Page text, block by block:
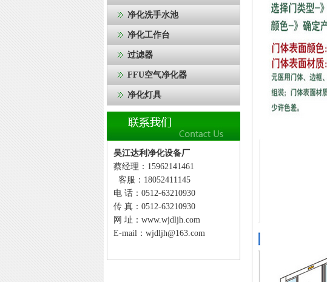
净化洗手水池
净化工作台
过滤器
FFU空气净化器
净化灯具
吴江达利净化设备厂
蔡经理：15962141461
客服：18052411145
电 话：0512-63210930
传 真：0512-63210930
网 址： www.wjdljh.com
E-mail：wjdljh@163.com